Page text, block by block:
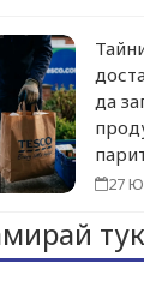
да
27
тук